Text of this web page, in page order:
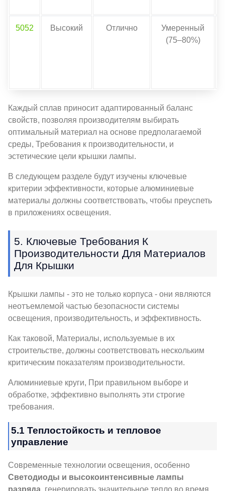
5052 Высокий Отлично
Умеренный
(75–80%)
Каждый сплав приносит адаптированный баланс
свойств, позволяя производителям выбирать
оптимальный материал на основе предполагаемой
среды, Требования к производительности, и
эстетические цели крышки лампы.
В следующем разделе будут изучены ключевые
критерии эффективности, которые алюминиевые
материалы должны соответствовать, чтобы преуспеть
в приложениях освещения.
5. Ключевые Требования К
Производительности Для Материалов
Для Крышки
Крышки лампы - это не только корпуса - они являются
неотъемлемой частью безопасности системы
освещения, производительность, и эффективность.
Как таковой, Материалы, используемые в их
строительстве, должны соответствовать нескольким
критическим показателям производительности.
Алюминиевые круги, При правильном выборе и
обработке, эффективно выполнять эти строгие
требования.
5.1 Теплостойкость и тепловое
управление
Современные технологии освещения, особенно
Светодиоды и высокоинтенсивные лампы